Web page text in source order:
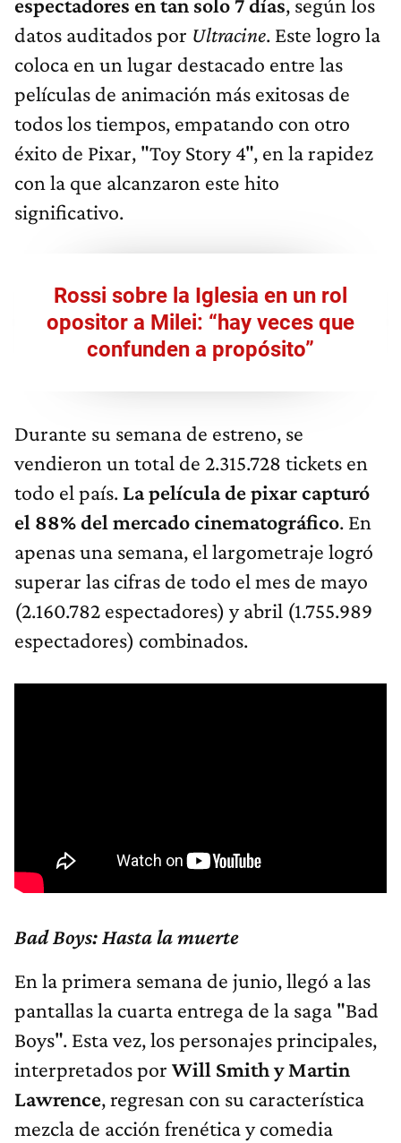
espectadores en tan solo 7 días, según los
datos auditados por Ultracine. Este logro la
coloca en un lugar destacado entre las
películas de animación más exitosas de
todos los tiempos, empatando con otro
éxito de Pixar, "Toy Story 4", en la rapidez
con la que alcanzaron este hito
significativo.
Rossi sobre la Iglesia en un rol
opositor a Milei: “hay veces que
confunden a propósito”
Durante su semana de estreno, se
vendieron un total de 2.315.728 tickets en
todo el país. La película de pixar capturó
el 88% del mercado cinematográfico. En
apenas una semana, el largometraje logró
superar las cifras de todo el mes de mayo
(2.160.782 espectadores) y abril (1.755.989
espectadores) combinados.
Bad Boys: Hasta la muerte
En la primera semana de junio, llegó a las
pantallas la cuarta entrega de la saga "Bad
Boys". Esta vez, los personajes principales,
interpretados por Will Smith y Martin
Lawrence, regresan con su característica
mezcla de acción frenética y comedia